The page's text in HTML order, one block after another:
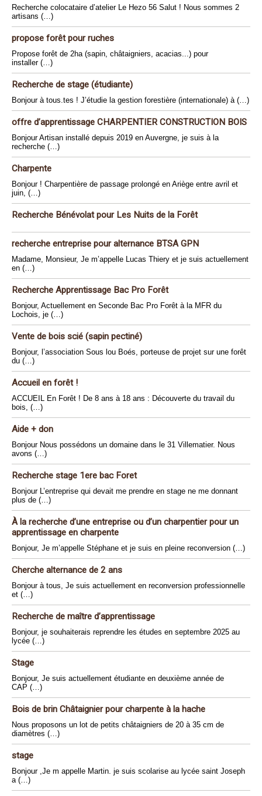
Recherche colocataire d’atelier Le Hezo 56 Salut ! Nous sommes 2
artisans (…)
propose forêt pour ruches
Propose forêt de 2ha (sapin, châtaigniers, acacias...) pour
installer (…)
Recherche de stage (étudiante)
Bonjour à tous.tes ! J’étudie la gestion forestière (internationale) à (…)
offre d’apprentissage CHARPENTIER CONSTRUCTION BOIS
Bonjour Artisan installé depuis 2019 en Auvergne, je suis à la
recherche (…)
Charpente
Bonjour ! Charpentière de passage prolongé en Ariège entre avril et
juin, (…)
Recherche Bénévolat pour Les Nuits de la Forêt
recherche entreprise pour alternance BTSA GPN
Madame, Monsieur, Je m’appelle Lucas Thiery et je suis actuellement
en (…)
Recherche Apprentissage Bac Pro Forêt
Bonjour, Actuellement en Seconde Bac Pro Forêt à la MFR du
Lochois, je (…)
Vente de bois scié (sapin pectiné)
Bonjour, l’association Sous lou Boés, porteuse de projet sur une forêt
du (…)
Accueil en forêt !
ACCUEIL En Forêt ! De 8 ans à 18 ans : Découverte du travail du
bois, (…)
Aide + don
Bonjour Nous possédons un domaine dans le 31 Villematier. Nous
avons (…)
Recherche stage 1ere bac Foret
Bonjour L’entreprise qui devait me prendre en stage ne me donnant
plus de (…)
À la recherche d’une entreprise ou d’un charpentier pour un
apprentissage en charpente
Bonjour, Je m’appelle Stéphane et je suis en pleine reconversion (…)
Cherche alternance de 2 ans
Bonjour à tous, Je suis actuellement en reconversion professionnelle
et (…)
Recherche de maître d’apprentissage
Bonjour, je souhaiterais reprendre les études en septembre 2025 au
lycée (…)
Stage
Bonjour, Je suis actuellement étudiante en deuxième année de
CAP (…)
Bois de brin Châtaignier pour charpente à la hache
Nous proposons un lot de petits châtaigniers de 20 à 35 cm de
diamètres (…)
stage
Bonjour ,Je m appelle Martin. je suis scolarise au lycée saint Joseph
a (…)